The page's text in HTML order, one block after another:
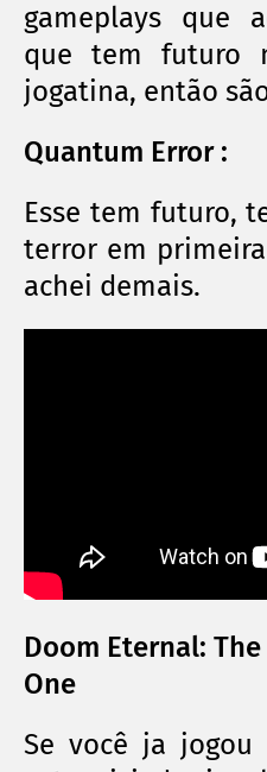
gameplays que
que tem futuro
jogatina, então
Quantum Error :
Esse tem futuro,
terror em
achei demais.
Doom Eternal:
One
Se você ja jogou